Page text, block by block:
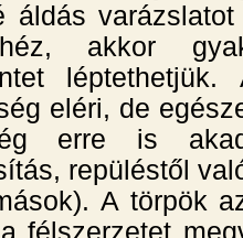
áldás
akkor
léptethetjük.
eléri, de
erre is
repüléstől
A törpök
félszerzetet